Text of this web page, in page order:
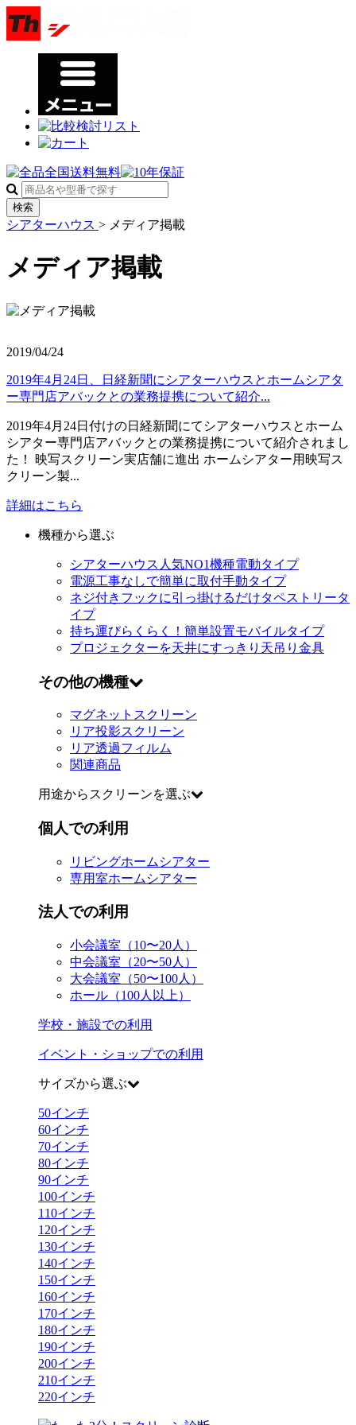
検索
シアターハウス > メディア掲載
メディア掲載
2019/04/24
2019年4月24日、日経新聞にシアターハウスとホームシアタ
ー専門店アバックとの業務提携について紹介...
2019年4月24日付けの日経新聞にてシアターハウスとホーム
シアター専門店アバックとの業務提携について紹介されまし
た！ 映写スクリーン実店舗に進出 ホームシアター用映写ス
クリーン製...
詳細はこちら
機種から選ぶ
シアターハウス人気NO1機種電動タイプ
電源工事なしで簡単に取付手動タイプ
ネジ付きフックに引っ掛けるだけタペストリータ
イプ
持ち運びらくらく！簡単設置モバイルタイプ
プロジェクターを天井にすっきり 天吊り金具
その他の機種
マグネットスクリーン
リア投影スクリーン
リア透過フィルム
関連商品
用途からスクリーンを選ぶ
個人での利用
リビングホームシアター
専用室ホームシアター
法人での利用
小会議室（10〜20人）
中会議室（20〜50人）
大会議室（50〜100人）
ホール（100人以上）
学校・施設での利用
イベント・ショップでの利用
サイズから選ぶ
50インチ
60インチ
70インチ
80インチ
90インチ
100インチ
110インチ
120インチ
130インチ
140インチ
150インチ
160インチ
170インチ
180インチ
190インチ
200インチ
210インチ
220インチ